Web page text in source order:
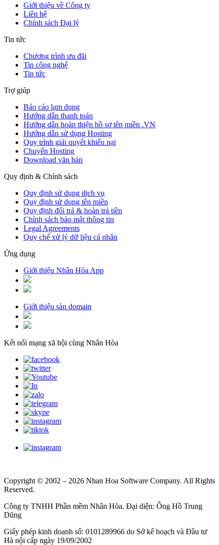
Giới thiệu về Công ty
Liên hệ
Chính sách Đại lý
Tin tức
Chương trình ưu đãi
Tin công nghệ
Tin tức
Trợ giúp
Báo cáo lạm dụng
Hướng dẫn thanh toán
Hướng dẫn hoàn thiện hồ sơ tên miền .VN
Hướng dẫn sử dụng Hosting
Quy trình giải quyết khiếu nại
Chuyển Hosting
Download văn bản
Quy định & Chính sách
Quy định sử dụng dịch vụ
Quy định sử dụng tên miền
Quy định đổi trả & hoàn trả tiền
Chính sách bảo mật thông tin
Legal Agreements
Quy chế xử lý dữ liệu cá nhân
Ứng dụng
Giới thiệu Nhân Hòa App
Giới thiệu sàn domain
Kết nối mạng xã hội cùng Nhân Hòa
Copyright © 2002 – 2026 Nhan Hoa Software Company. All Rights
Reserved.
Công ty TNHH Phần mềm Nhân Hòa. Đại diện: Ông Hồ Trung
Dũng
Giấy phép kinh doanh số: 0101289966 do Sở kế hoạch và Đầu tư
Hà nội cấp ngày 19/09/2002